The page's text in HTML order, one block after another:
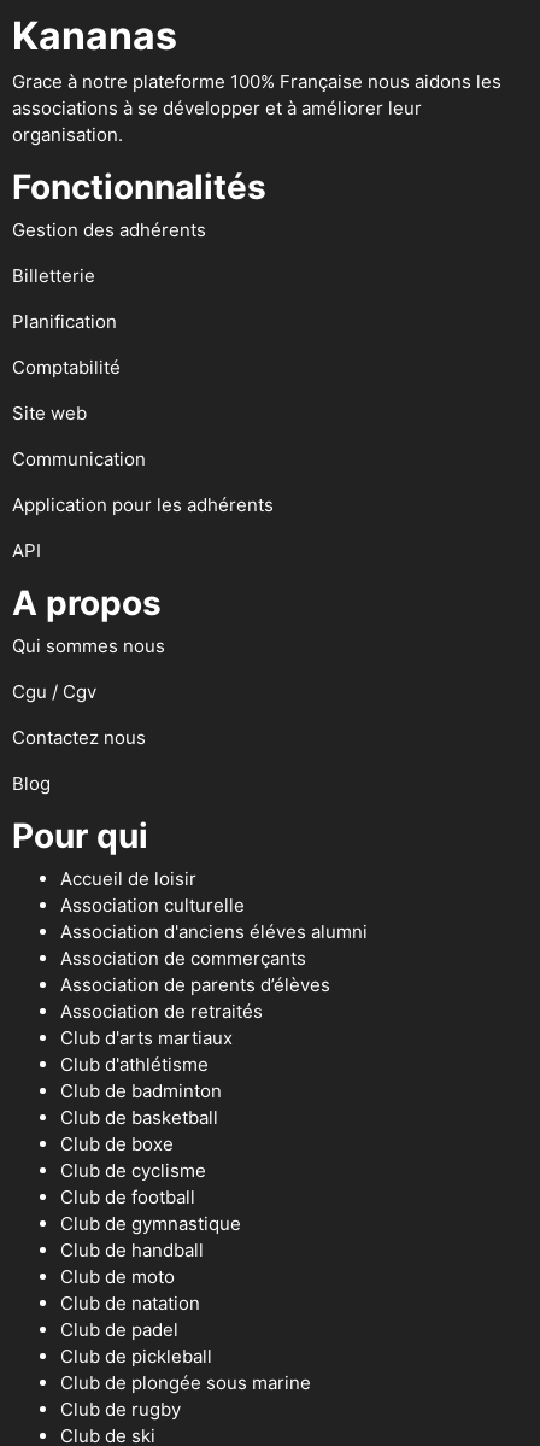
Kananas
Grace à notre plateforme 100% Française nous aidons les
associations à se développer et à améliorer leur
organisation.
Fonctionnalités
Gestion des adhérents
Billetterie
Planification
Comptabilité
Site web
Communication
Application pour les adhérents
API
A propos
Qui sommes nous
Cgu / Cgv
Contactez nous
Blog
Pour qui
Accueil de loisir
Association culturelle
Association d'anciens éléves alumni
Association de commerçants
Association de parents d’élèves
Association de retraités
Club d'arts martiaux
Club d'athlétisme
Club de badminton
Club de basketball
Club de boxe
Club de cyclisme
Club de football
Club de gymnastique
Club de handball
Club de moto
Club de natation
Club de padel
Club de pickleball
Club de plongée sous marine
Club de rugby
Club de ski